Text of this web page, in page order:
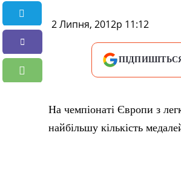
2 Липня, 2012р 11:12
На чемпіонаті Європи з
найбільшу кількість